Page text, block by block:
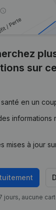
sur
santé en un
informations
mises à jour
jours, aucune